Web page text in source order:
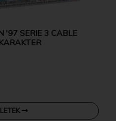
'97 SERIE 3 CABLE